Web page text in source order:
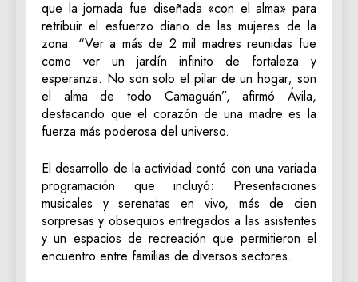
que la jornada fue diseñada «con el alma» para
retribuir el esfuerzo diario de las mujeres de la
zona. “Ver a más de 2 mil madres reunidas fue
como ver un jardín infinito de fortaleza y
esperanza. No son solo el pilar de un hogar; son
el alma de todo Camaguán”, afirmó Ávila,
destacando que el corazón de una madre es la
fuerza más poderosa del universo.
El desarrollo de la actividad contó con una variada
programación que incluyó: Presentaciones
musicales y serenatas en vivo, más de cien
sorpresas y obsequios entregados a las asistentes
y un espacios de recreación que permitieron el
encuentro entre familias de diversos sectores.